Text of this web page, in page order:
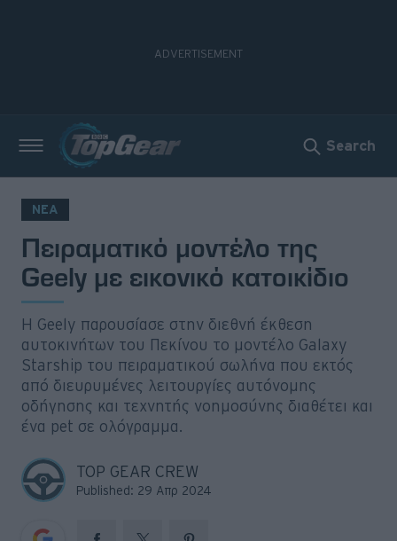
Search
ΝΕΑ
Πειραματικό μοντέλο της
Geely με εικονικό κατοικίδιο
Η Geely παρουσίασε στην διεθνή έκθεση
αυτοκινήτων του Πεκίνου το μοντέλο Galaxy
Starship του πειραματικού σωλήνα που εκτός
από διευρυμένες λειτουργίες αυτόνομης
οδήγησης και τεχνητής νοημοσύνης διαθέτει και
ένα pet σε ολόγραμμα.
TOP GEAR CREW
Published: 29 Απρ 2024
Νέα
Δοκιμές
Electric
Motorsport
Άποψη
Viral
Big Reads
Moto
Gaming